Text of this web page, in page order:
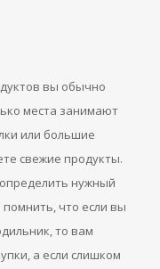
вы обычно
места занимают
или большие
свежие продукты.
нужный
что если вы
то вам
а если слишком